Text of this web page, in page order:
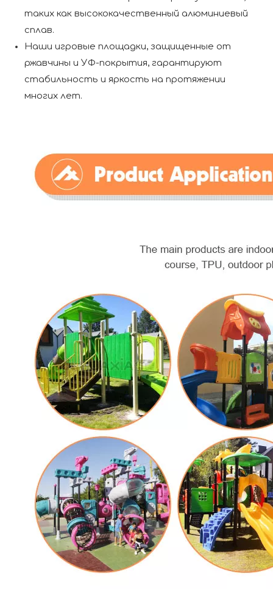
таких как высококачественный алюминиевый
сплав.
Наши игровые площадки, защищенные от
ржавчины и УФ-покрытия, гарантируют
стабильность и яркость на протяжении
многих лет.